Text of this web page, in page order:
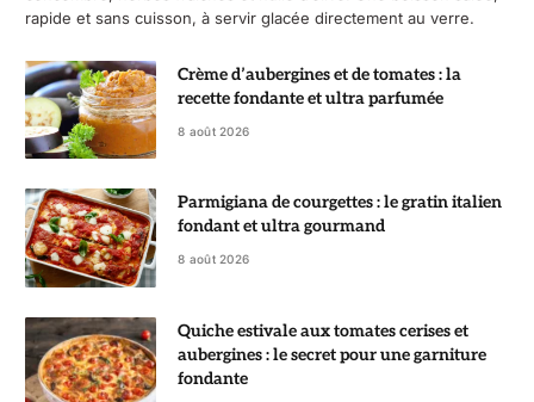
rapide et sans cuisson, à servir glacée directement au verre.
Crème d’aubergines et de tomates : la
recette fondante et ultra parfumée
8 août 2026
Parmigiana de courgettes : le gratin italien
fondant et ultra gourmand
8 août 2026
Quiche estivale aux tomates cerises et
aubergines : le secret pour une garniture
fondante